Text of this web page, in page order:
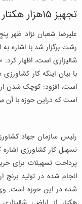
تجهیز ۱۵هزار هکتار شالیزار گیلان
علیرضا شعبان نژاد ظهر
با بیان اینکه کار
است، افزود: کوچک شدن
است که دراین حوزه با آن
رئیس سازمان جهاد
تسهیل کار کشاورزی
پرداخت تسهیلات برای
انجام شده در تولید برنج